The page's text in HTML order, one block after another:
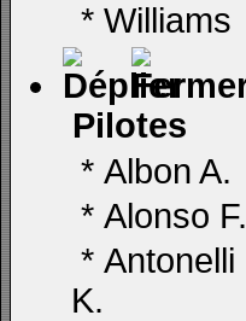
* Williams
Pilotes
* Albon A.
* Alonso F.
* Antonelli
K.